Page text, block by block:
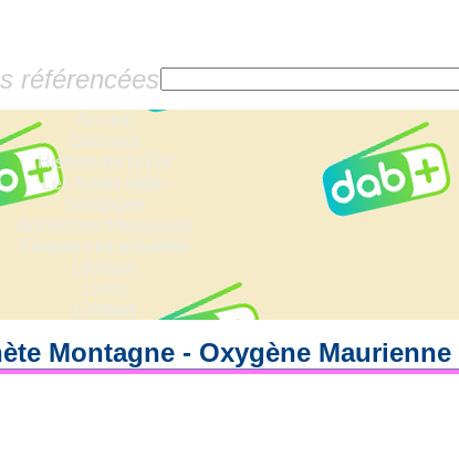
référencées
Accueil
Dossiers
Histoire de la FM
Les fiches radio
Sondages
Anciennes fréquences
Fréquences actuelles
Lexique
Liens
Contact
Montagne - Oxygène Maurienne